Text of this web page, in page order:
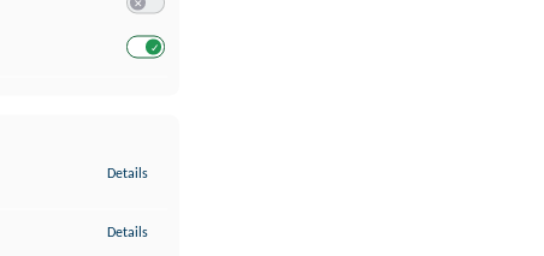
Details
Details